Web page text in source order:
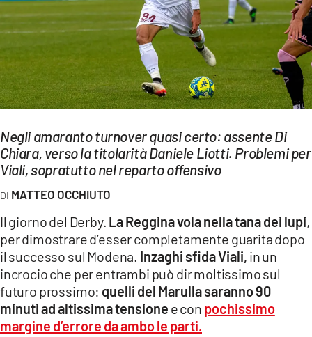
ECONOMIA E LAVORO
SPORT
Streaming
LAC TV
LAC NETWORK
LAC ONAIR
LaC
Network
LACPLAY.IT
LACTV.IT
LACONAIR.IT
Negli amaranto turnover quasi certo: assente Di
Chiara, verso la titolarità Daniele Liotti. Problemi per
Viali, sopratutto nel reparto offensivo
MATTEO OCCHIUTO
Il giorno del Derby. La Reggina vola nella tana dei lupi,
per dimostrare d’esser completamente guarita dopo
il successo sul Modena. Inzaghi sfida Viali, in un
incrocio che per entrambi può dir moltissimo sul
futuro prossimo: quelli del Marulla saranno 90
minuti ad altissima tensione e con pochissimo
margine d’errore da ambo le parti.